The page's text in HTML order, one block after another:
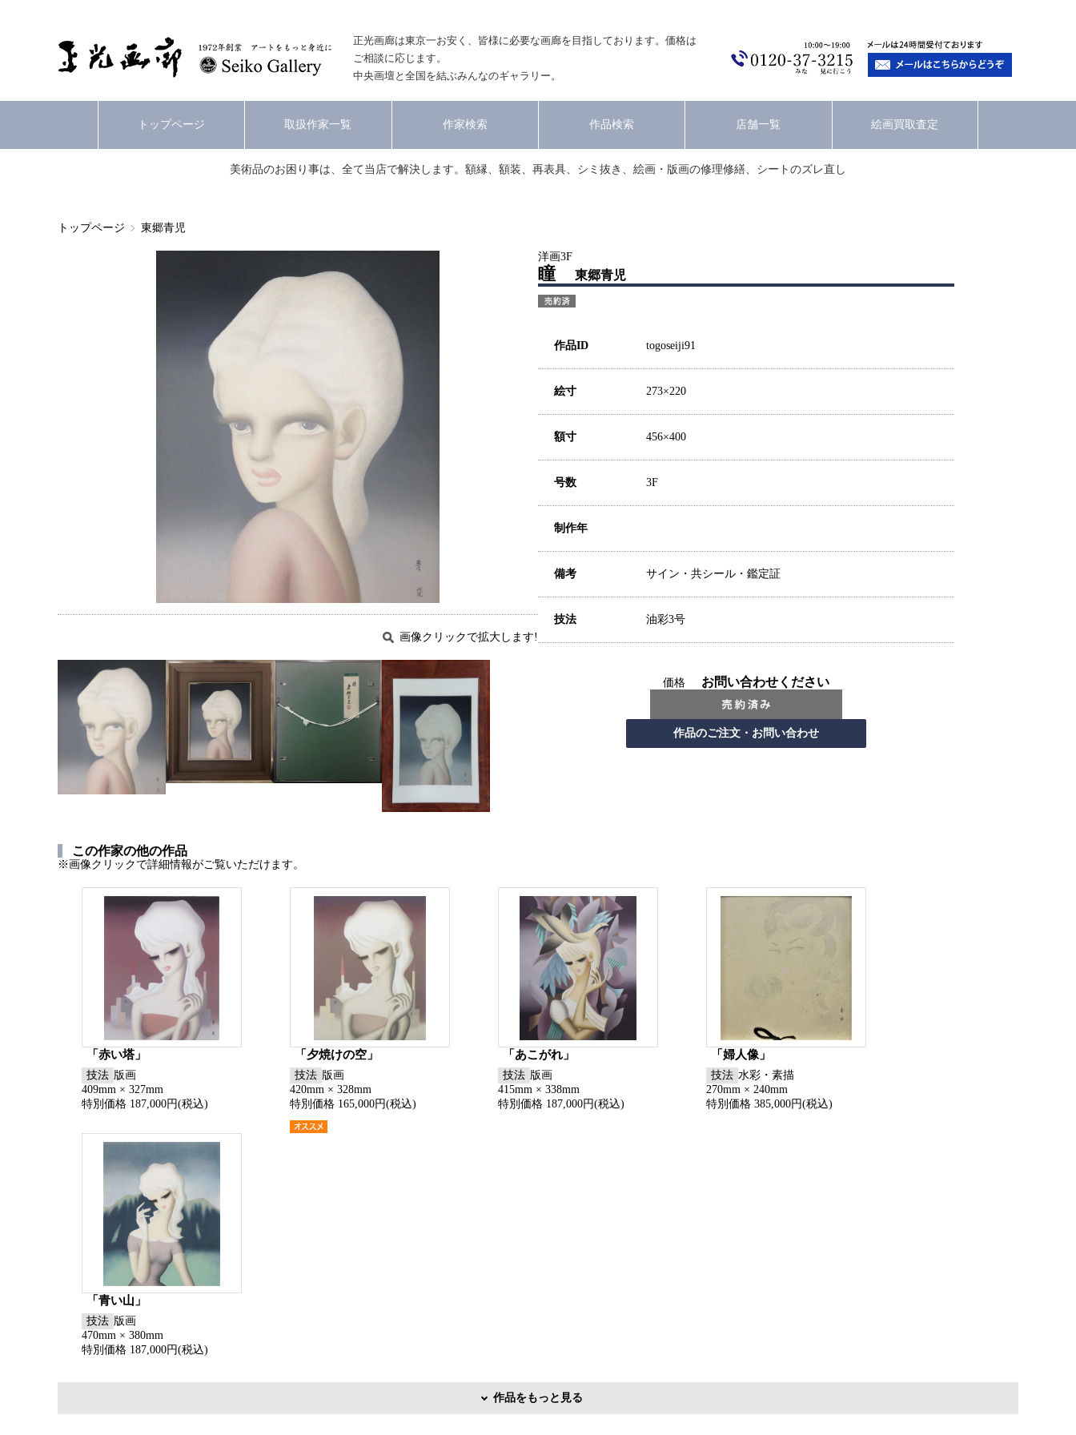
正光画廊は東京一お安く、皆様に必要な画廊を目指しております。価格は
ご相談に応じます。
中央画壇と全国を結ぶみんなのギャラリー。
トップページ 取扱作家一覧 作家検索 作品検索 店舗一覧 絵画買取査定
美術品のお困り事は、全て当店で解決します。額縁、額装、再表具、シミ抜き、絵画・版画の修理修繕、シートのズレ直し
トップページ 東郷青児
画像クリックで拡大します!
洋画3F
瞳 東郷青児
作品ID togoseiji91
絵寸 273×220
額寸 456×400
号数 3F
制作年
備考 サイン・共シール・鑑定証
技法 油彩3号
価格 お問い合わせください
この作家の他の作品
※画像クリックで詳細情報がご覧いただけます。
「赤い塔」
技法 版画
409mm × 327mm
特別価格 187,000円(税込)
「夕焼けの空」
技法 版画
420mm × 328mm
特別価格 165,000円(税込)
「あこがれ」
技法 版画
415mm × 338mm
特別価格 187,000円(税込)
「婦人像」
技法 水彩・素描
270mm × 240mm
特別価格 385,000円(税込)
「青い山」
技法 版画
470mm × 380mm
特別価格 187,000円(税込)
作品をもっと見る